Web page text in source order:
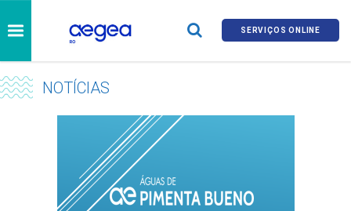
SERVIÇOS ONLINE
NOTÍCIAS